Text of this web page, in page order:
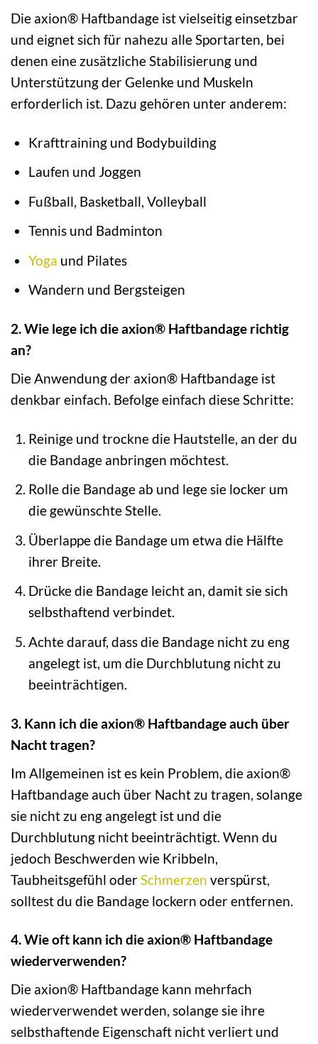
Die axion® Haftbandage ist vielseitig einsetzbar
und eignet sich für nahezu alle Sportarten, bei
denen eine zusätzliche Stabilisierung und
Unterstützung der Gelenke und Muskeln
erforderlich ist. Dazu gehören unter anderem:
Krafttraining und Bodybuilding
Laufen und Joggen
Fußball, Basketball, Volleyball
Tennis und Badminton
Yoga und Pilates
Wandern und Bergsteigen
2. Wie lege ich die axion® Haftbandage richtig
an?
Die Anwendung der axion® Haftbandage ist
denkbar einfach. Befolge einfach diese Schritte:
Reinige und trockne die Hautstelle, an der du
die Bandage anbringen möchtest.
Rolle die Bandage ab und lege sie locker um
die gewünschte Stelle.
Überlappe die Bandage um etwa die Hälfte
ihrer Breite.
Drücke die Bandage leicht an, damit sie sich
selbsthaftend verbindet.
Achte darauf, dass die Bandage nicht zu eng
angelegt ist, um die Durchblutung nicht zu
beeinträchtigen.
3. Kann ich die axion® Haftbandage auch über
Nacht tragen?
Im Allgemeinen ist es kein Problem, die axion®
Haftbandage auch über Nacht zu tragen, solange
sie nicht zu eng angelegt ist und die
Durchblutung nicht beeinträchtigt. Wenn du
jedoch Beschwerden wie Kribbeln,
Taubheitsgefühl oder Schmerzen verspürst,
solltest du die Bandage lockern oder entfernen.
4. Wie oft kann ich die axion® Haftbandage
wiederverwenden?
Die axion® Haftbandage kann mehrfach
wiederverwendet werden, solange sie ihre
selbsthaftende Eigenschaft nicht verliert und